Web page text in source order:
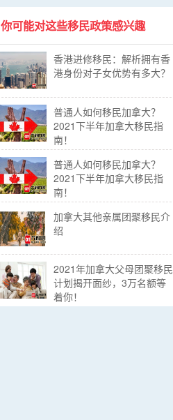
你可能对这些移民政策感兴趣
香港进修移民：解析拥有香
港身份对子女优势有多大？
普通人如何移民加拿大？
2021下半年加拿大移民指
南！
普通人如何移民加拿大？
2021下半年加拿大移民指
南！
加拿大其他亲属团聚移民介
绍
2021年加拿大父母团聚移民
计划揭开面纱，3万名额等
着你！